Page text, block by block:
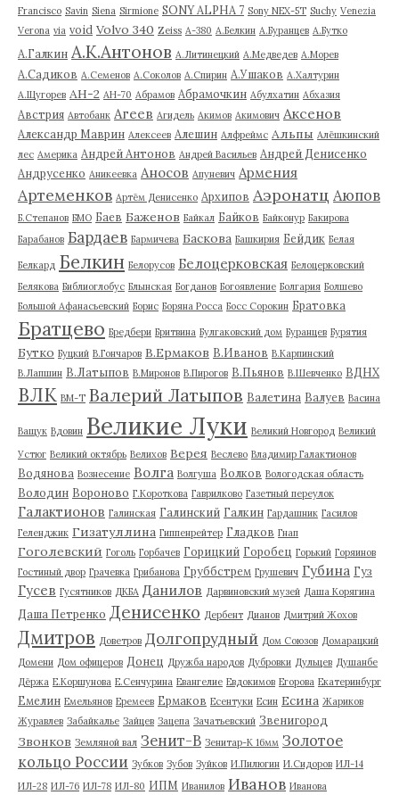
Francisco Savin Siena Sirmione SONY ALPHA 7 Sony NEX-5T Suchy Venezia
Verona via void Volvo 340 Zeiss А-380 А.Белкин А.Буранцев А.Бутко
А.Галкин А.К.Антонов А.Литинецкий А.Медведев А.Морев
А.Садиков А.Семенов А.Соколов А.Спирин А.Ушаков А.Халтурин
А.Щугорев АН-2 АН-70 Абрамов Абрамочкин Абулхатин Абхазия
Австрия Автобанк Агеев Агидель Акимов Акимович Аксенов
Александр Маврин Алексеев Алешин Алфреймс Альпы Алёшкинский
лес Америка Андрей Антонов Андрей Васильев Андрей Денисенко
Андрусенко Аникеевка Аносов Апуневич Армения
Артеменков Артём Денисенко Архипов Аэронатц Аюпов
Б.Степанов БМО Баев Баженов Байкал Байков Байконур Бакирова
Барабанов Бардаев Бармичева Баскова Башкирия Бейдик Белая
Белкард Белкин Белорусов Белоцерковская Белоцерковский
Белякова Библиоглобус Блынская Богданов Богоявление Болгария Болшево
Большой Афанасьевский Борис Боряна Росса Босс Сорокин Братовка
Братцево Бредбери Бритвина Булгаковский дом Буранцев Бурятия
Бутко Буцкий В.Гончаров В.Ермаков В.Иванов В.Карпинский
В.Лапшин В.Латыпов В.Миронов В.Пирогов В.Пьянов В.Шевченко ВДНХ
ВЛК ВМ-Т Валерий Латыпов Валетина Валуев Васина
Ващук Вдовин Великие Луки Великий Новгород Великий
Устюг Великий октябрь Велихов Верея Веслево Владимир Галактионов
Водянова Вознесение Волга Волгуша Волков Вологодская область
Володин Вороново Г.Короткова Гаврилково Газетный переулок
Галактионов Галинская Галинский Галкин Гардашник Гасилов
Геленджик Гизатуллина Гиппенрейтер Гладков Гнап
Гоголевский Гоголь Горбачев Горицкий Горобец Горький Горяинов
Гостиный двор Грачевка Грибанова Груббстрем Грушевич Губина Гуз
Гусев Гусятников ДКБА Данилов Дарвиновский музей Даша Корягина
Даша Петренко Денисенко Дербент Дианов Дмитрий Жохов
Дмитров Доветров Долгопрудный Дом Союзов Домарацкий
Домени Дом офицеров Донец Дружба народов Дубровки Дульцев Душанбе
Дёржа Е.Коршунова Е.Сенчурина Евангелие Евдокимов Егорова Екатеринбург
Емелин Емельянов Еремеев Ермаков Есентуки Есин Есина Жариков
Журавлев Забайкалье Зайцев Зацепа Зачатьевский Звенигород
Звонков Земляной вал Зенит-В Зенитар-К 16мм Золотое
кольцо России Зубков Зубов Зуйков И.Пилюгин И.Сидоров ИЛ-14
ИЛ-28 ИЛ-76 ИЛ-78 ИЛ-80 ИПМ Иванилов Иванов Иванова